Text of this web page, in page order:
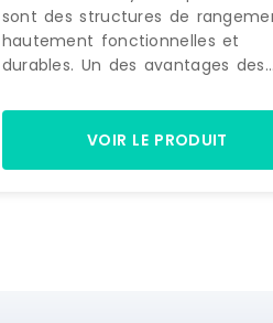
sont des structures de
hautement fonctionnelles et
durables. Un des avantages des
caractère entièrement
offrant ainsi un niveau de
et de personnalisation élevé. Les
VOIR LE PRODUIT